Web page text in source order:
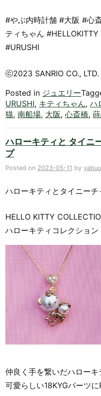
#やぶ内時計舗 #大阪 #心
ティちゃん
#URUSHI
ⓒ2023 SANRIO CO.,
Posted in ジュエリー
URUSHI, キティちゃん,ハ
猫,南船場, 大阪,心斎橋,
ハローキティと タイニ
プ
Posted on 2023-05-11 by
ハローキティとタイニー
HELLO KITTY
ハローキティコレクション
仲良く手を繋いだハローキ
可愛らしい18KYGパーツに